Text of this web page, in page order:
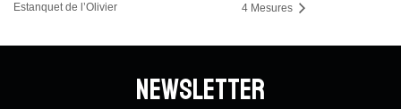
Estanquet de l’Olivier
4 Mesures
Newsletter